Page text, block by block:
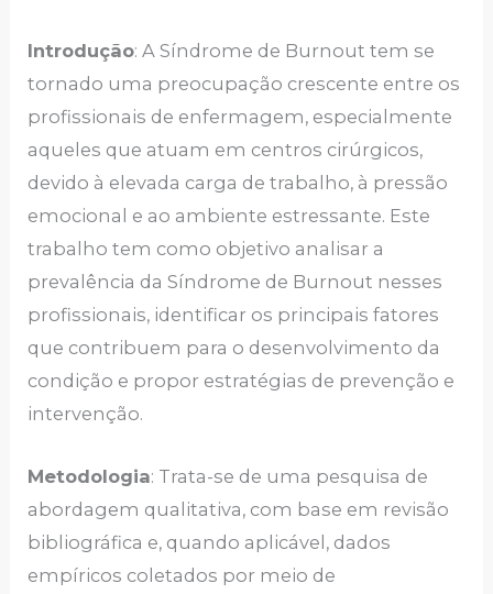
Introdução: A Síndrome de Burnout tem se
tornado uma preocupação crescente entre os
profissionais de enfermagem, especialmente
aqueles que atuam em centros cirúrgicos,
devido à elevada carga de trabalho, à pressão
emocional e ao ambiente estressante. Este
trabalho tem como objetivo analisar a
prevalência da Síndrome de Burnout nesses
profissionais, identificar os principais fatores
que contribuem para o desenvolvimento da
condição e propor estratégias de prevenção e
intervenção.
Metodologia: Trata-se de uma pesquisa de
abordagem qualitativa, com base em revisão
bibliográfica e, quando aplicável, dados
empíricos coletados por meio de